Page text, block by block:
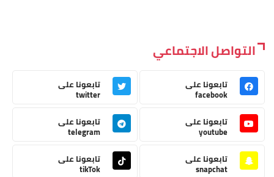
التواصل الاجتماعي
تابعونا على
facebook
تابعونا على
twitter
تابعونا على
youtube
تابعونا على
telegram
تابعونا على
snapchat
تابعونا على
tikTok